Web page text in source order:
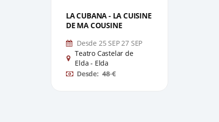
LA CUBANA - LA CUISINE
DE MA COUSINE
Desde 25 SEP 27 SEP
Teatro Castelar de
Elda - Elda
Desde:48 €